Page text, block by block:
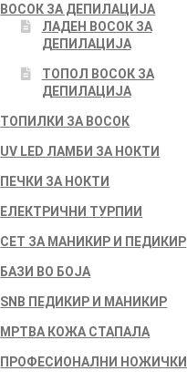
ВОСОК ЗА ДЕПИЛАЦИЈА
ЛАДЕН ВОСОК ЗА
ДЕПИЛАЦИЈА
ТОПОЛ ВОСОК ЗА
ДЕПИЛАЦИЈА
ТОПИЛКИ ЗА ВОСОК
UV LED ЛАМБИ ЗА НОКТИ
ПЕЧКИ ЗА НОКТИ
ЕЛЕКТРИЧНИ ТУРПИИ
СЕТ ЗА МАНИКИР И ПЕДИКИР
БАЗИ ВО БОЈА
SNB ПЕДИКИР И МАНИКИР
МРТВА КОЖА СТАПАЛА
ПРОФЕСИОНАЛНИ НОЖИЧКИ